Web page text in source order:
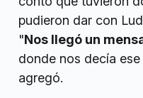
pudieron dar con
"Nos llegó un
donde nos decía
agregó.